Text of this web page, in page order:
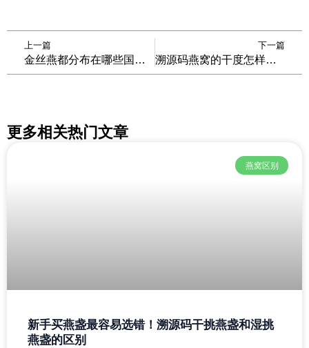
Prev
上一篇
金丝燕都分布在哪些国家？人类可以自己养殖金丝燕吗？
下一篇
溯源码燕窝的干度怎样计算的？买贵了你都不知道！
更多相关热门文章
燕窝区别
新手买燕盏最容易选错！溯源码干挑燕盏和湿挑
燕盏的区别